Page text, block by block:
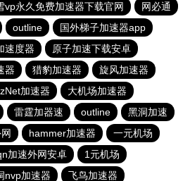
vp永久免费加速器下载官网
网必通
outline
国外梯子加速器app
速度器
原子加速下载安卓
器 猎豹加速器
旋风加速器
加速器
大机场加速器
雷霆加器速 outline
黑洞加速
hammer加速器
一元机场
加速外网安卓
1元机场
nvp加速器 飞鸟加速器